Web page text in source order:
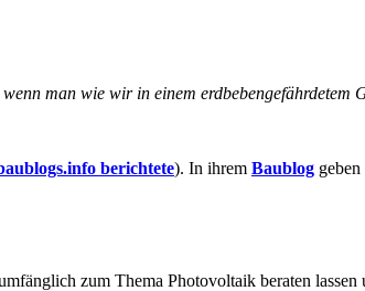
man wie wir in einem erdbebengefährdetem
berichtete). In ihrem Baublog
zum Thema Photovoltaik beraten